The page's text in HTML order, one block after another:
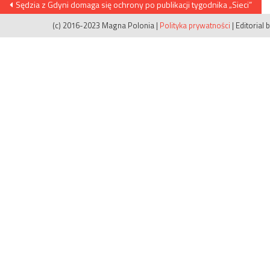
Sędzia z Gdyni domaga się ochrony po publikacji tygodnika „Sieci”
(c) 2016-2023 Magna Polonia | Polityka prywatności | Editorial